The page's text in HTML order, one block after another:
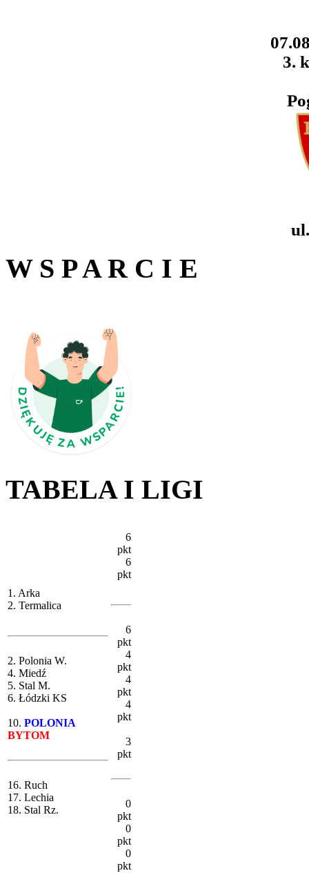
3.
W S P A R C I E
TABELA I LIGI
1. Arka
2. Termalica
2. Polonia W.
4. Miedź
5. Stal M.
6. Łódzki KS
10. POLONIA
BYTOM
16. Ruch
17. Lechia
18. Stal Rz.
6
pkt
6
pkt
6
pkt
4
pkt
4
pkt
4
pkt
3
pkt
0
pkt
0
pkt
0
pkt